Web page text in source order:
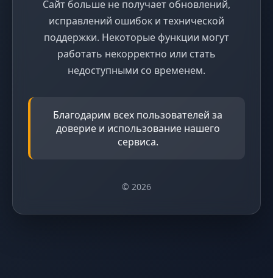
Сайт больше не получает обновлений,
исправлений ошибок и технической
поддержки. Некоторые функции могут
работать некорректно или стать
недоступными со временем.
Благодарим всех пользователей за
доверие и использование нашего
сервиса.
© 2026